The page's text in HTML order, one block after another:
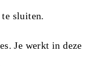
sluiten.
Je werkt in deze